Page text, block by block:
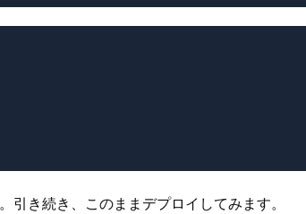
き続き、このままデプロイしてみます。